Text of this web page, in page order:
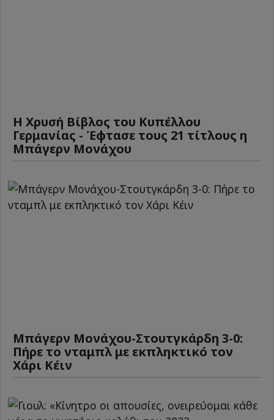
Η Χρυσή Βίβλος του Κυπέλλου
Γερμανίας - Έφτασε τους 21 τίτλους η
Μπάγερν Μονάχου
Μπάγερν Μονάχου-Στουτγκάρδη 3-0:
Πήρε το νταμπλ με εκπληκτικό τον
Χάρι Κέιν